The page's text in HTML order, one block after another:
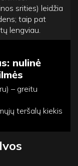
srities) leidžia
taip pat
lengviau.
nulinė
– greitu
teršalų kiekis